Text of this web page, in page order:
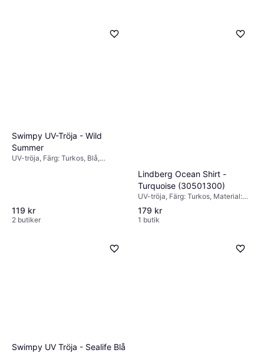
Swimpy UV-Tröja - Wild
Summer
UV-tröja, Färg: Turkos, Blå,
119 kr
2 butiker
Lindberg Ocean Shirt -
Turquoise (30501300)
UV-tröja, Färg: Turkos, Material:
Elastan/Lycra/Spandex, Polyamid,
Mönster: Blommig
179 kr
1 butik
Swimpy UV Tröja - Sealife Blå